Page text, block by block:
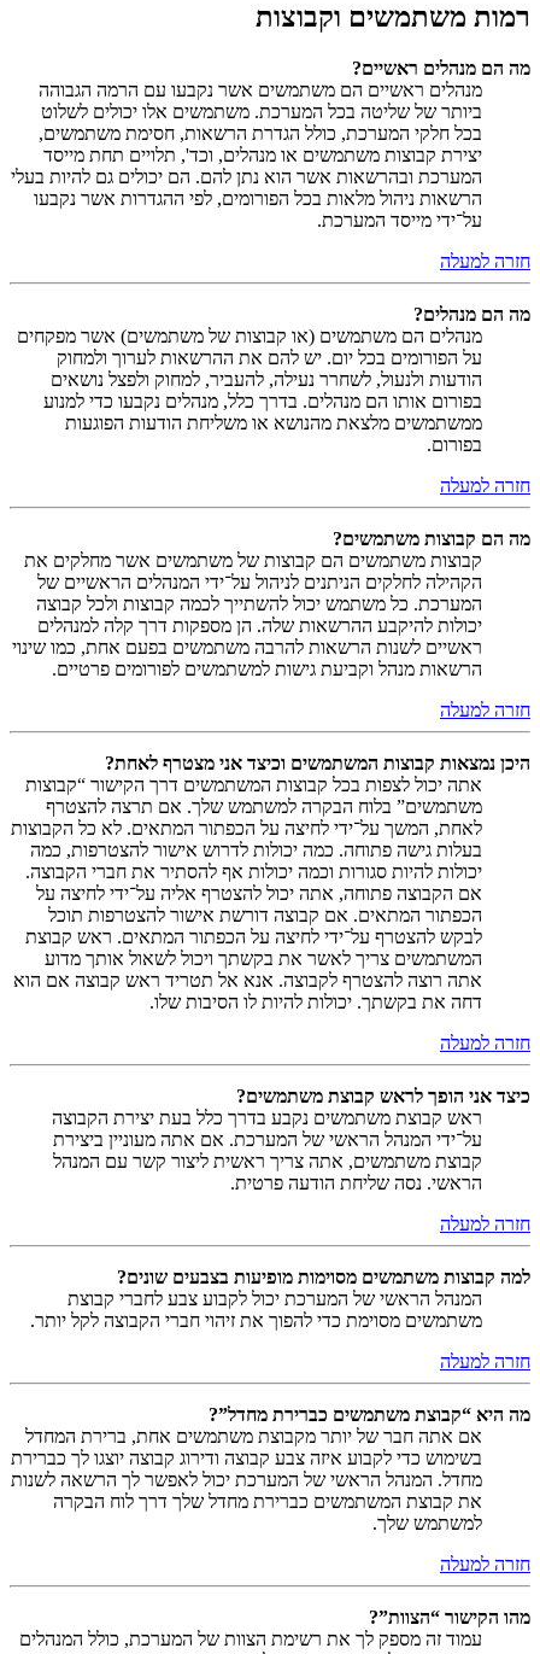
רמות משתמשים וקבוצות
מה הם מנהלים ראשיים?
מנהלים ראשיים הם משתמשים אשר נקבעו עם הרמה הגבוהה
ביותר של שליטה בכל המערכת. משתמשים אלו יכולים לשלוט
בכל חלקי המערכת, כולל הגדרת הרשאות, חסימת משתמשים,
יצירת קבוצות משתמשים או מנהלים, וכד', תלויים תחת מייסד
המערכת ובהרשאות אשר הוא נתן להם. הם יכולים גם להיות בעלי
הרשאות ניהול מלאות בכל הפורומים, לפי ההגדרות אשר נקבעו
על־ידי מייסד המערכת.
חזרה למעלה
מה הם מנהלים?
מנהלים הם משתמשים (או קבוצות של משתמשים) אשר מפקחים
על הפורומים בכל יום. יש להם את ההרשאות לערוך ולמחוק
הודעות ולנעול, לשחרר נעילה, להעביר, למחוק ולפצל נושאים
בפורום אותו הם מנהלים. בדרך כלל, מנהלים נקבעו כדי למנוע
ממשתמשים מלצאת מהנושא או משליחת הודעות הפוגעות
בפורום.
חזרה למעלה
מה הם קבוצות משתמשים?
קבוצות משתמשים הם קבוצות של משתמשים אשר מחלקים את
הקהילה לחלקים הניתנים לניהול על־ידי המנהלים הראשיים של
המערכת. כל משתמש יכול להשתייך לכמה קבוצות ולכל קבוצה
יכולות להיקבע ההרשאות שלה. הן מספקות דרך קלה למנהלים
ראשיים לשנות הרשאות להרבה משתמשים בפעם אחת, כמו שינוי
הרשאות מנהל וקביעת גישות למשתמשים לפורומים פרטיים.
חזרה למעלה
היכן נמצאות קבוצות המשתמשים וכיצד אני מצטרף לאחת?
אתה יכול לצפות בכל קבוצות המשתמשים דרך הקישור “קבוצות
משתמשים” בלוח הבקרה למשתמש שלך. אם תרצה להצטרף
לאחת, המשך על־ידי לחיצה על הכפתור המתאים. לא כל הקבוצות
בעלות גישה פתוחה. כמה יכולות לדרוש אישור להצטרפות, כמה
יכולות להיות סגורות וכמה יכולות אף להסתיר את חברי הקבוצה.
אם הקבוצה פתוחה, אתה יכול להצטרף אליה על־ידי לחיצה על
הכפתור המתאים. אם קבוצה דורשת אישור להצטרפות תוכל
לבקש להצטרף על־ידי לחיצה על הכפתור המתאים. ראש קבוצת
המשתמשים צריך לאשר את בקשתך ויכול לשאול אותך מדוע
אתה רוצה להצטרף לקבוצה. אנא אל תטריד ראש קבוצה אם הוא
דחה את בקשתך. יכולות להיות לו הסיבות שלו.
חזרה למעלה
כיצד אני הופך לראש קבוצת משתמשים?
ראש קבוצת משתמשים נקבע בדרך כלל בעת יצירת הקבוצה
על־ידי המנהל הראשי של המערכת. אם אתה מעוניין ביצירת
קבוצת משתמשים, אתה צריך ראשית ליצור קשר עם המנהל
הראשי. נסה שליחת הודעה פרטית.
חזרה למעלה
למה קבוצות משתמשים מסוימות מופיעות בצבעים שונים?
המנהל הראשי של המערכת יכול לקבוע צבע לחברי קבוצת
משתמשים מסוימת כדי להפוך את זיהוי חברי הקבוצה לקל יותר.
חזרה למעלה
מה היא “קבוצת משתמשים כברירת מחדל”?
אם אתה חבר של יותר מקבוצת משתמשים אחת, ברירת המחדל
בשימוש כדי לקבוע איזה צבע קבוצה ודירוג קבוצה יוצגו לך כברירת
מחדל. המנהל הראשי של המערכת יכול לאפשר לך הרשאה לשנות
את קבוצת המשתמשים כברירת מחדל שלך דרך לוח הבקרה
למשתמש שלך.
חזרה למעלה
מהו הקישור “הצוות”?
עמוד זה מספק לך את רשימת הצוות של המערכת, כולל המנהלים